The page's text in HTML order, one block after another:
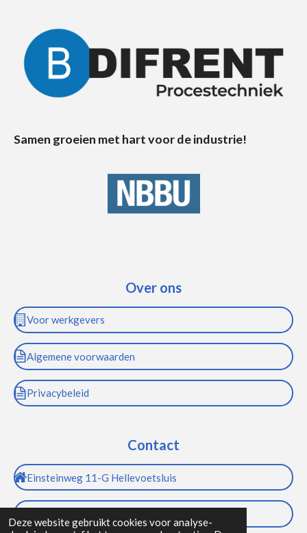
Deze website gebruikt cookies voor analyse-
Samen groeien met hart voor de industrie!
Over ons
Voor werkgevers
Algemene voorwaarden
Privacybeleid
Contact
Einsteinweg 11-G Hellevoetsluis